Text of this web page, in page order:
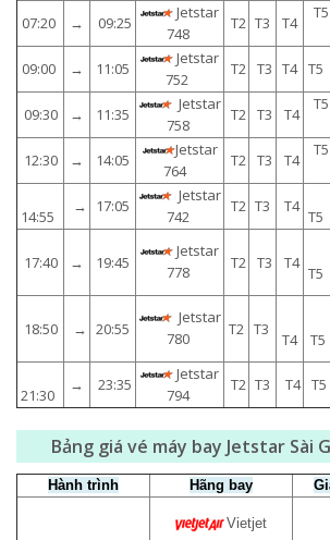
07:20
→ 09:25
Jetstar
748
T2 T3 T4
T5
09:00
→ 11:05
Jetstar
752
T2 T3 T4 T5
09:30
→ 11:35
Jetstar
758
T2 T3 T4
T5
12:30
→ 14:05
Jetstar
764
T2 T3 T4
T5
14:55
→ 17:05
Jetstar
742
T2 T3 T4
T5
17:40 → 19:45
Jetstar
778
T2 T3 T4
T5
18:50 → 20:55
Jetstar
780
T2 T3
T4 T5
21:30
→ 23:35
Jetstar
794
T2 T3 T4 T5
Bảng giá vé máy bay Jetstar Sài
Hành trình Hãng bay
Vietjet